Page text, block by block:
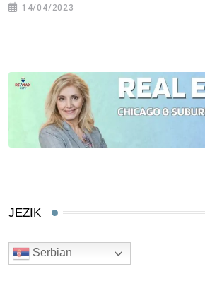
14/04/2023
JEZIK
Serbian